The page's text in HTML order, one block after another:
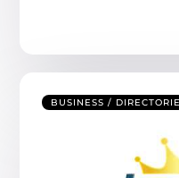
BUSINESS /